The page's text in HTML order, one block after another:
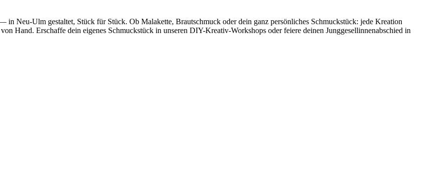
Neu-Ulm gestaltet, Stück für Stück. Ob Malakette, Brautschmuck oder dein ganz persönliches Schmuckstück: jede Kreation
Hand. Erschaffe dein eigenes Schmuckstück in unseren DIY-Kreativ-Workshops oder feiere deinen Junggesellinnenabschied in